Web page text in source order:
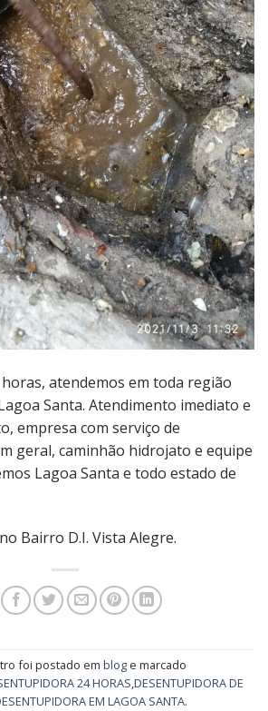
atendemos em toda região
Santa. Atendimento imediato e
empresa com serviço de
geral, caminhão hidrojato e equipe
Lagoa Santa e todo estado de
Bairro D.I. Vista Alegre.
foi postado em blog e marcado
24 HORAS,DESENTUPIDORA DE
EM LAGOA SANTA.